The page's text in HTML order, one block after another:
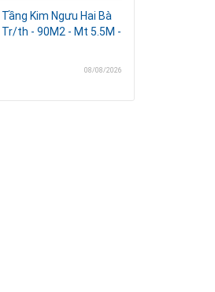
Kim Ngưu Hai Bà
th - 90M2 - Mt 5.5M -
08/08/2026